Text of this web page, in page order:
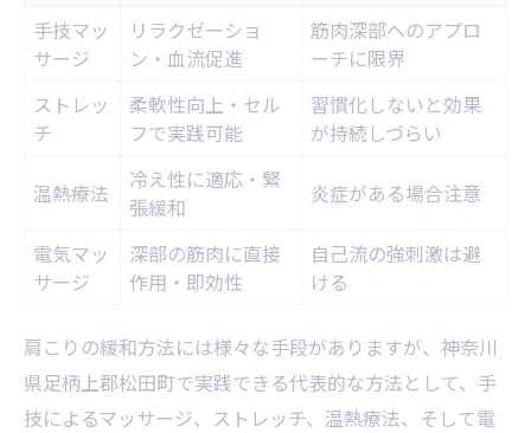
手技マッ
サージ
リラクゼーショ
ン・血流促進
筋肉深部へのアプロ
ーチに限界
ストレッ
チ
柔軟性向上・セル
フで実践可能
習慣化しないと効果
が持続しづらい
温熱療法
冷え性に適応・緊
張緩和
炎症がある場合注意
電気マッ
サージ
深部の筋肉に直接
作用・即効性
自己流の強刺激は避
ける
肩こりの緩和方法には様々な手段がありますが、神奈川
県足柄上郡松田町で実践できる代表的な方法として、手
技によるマッサージ、ストレッチ、温熱療法、そして電